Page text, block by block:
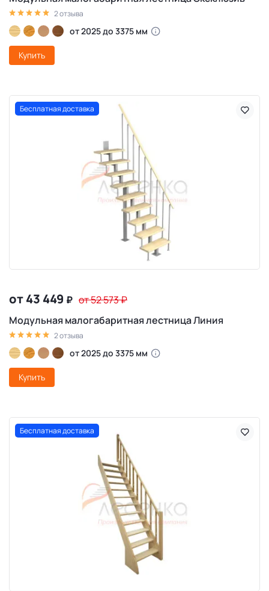
2 отзыва
от 2025 до 3375 мм
Купить
Бесплатная доставка
от 43 449 ₽ от 52 573₽
Модульная малогабаритная лестница Линия
2 отзыва
от 2025 до 3375 мм
Купить
Бесплатная доставка